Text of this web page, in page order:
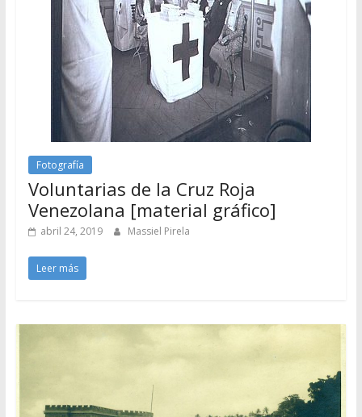
Fotografía
Voluntarias de la Cruz Roja
Venezolana [material gráfico]
abril 24, 2019 Massiel Pirela
Leer más